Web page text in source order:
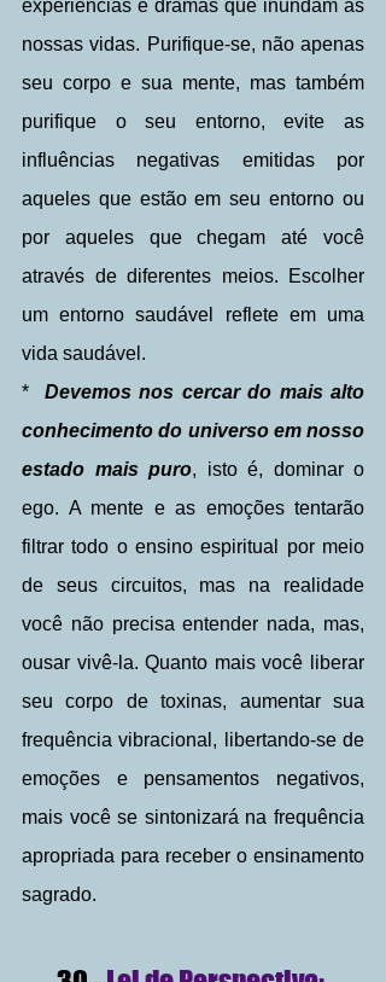
experiências e dramas que inundam as
nossas vidas. Purifique-se, não apenas
seu corpo e sua mente, mas também
purifique o seu entorno, evite as
influências negativas emitidas por
aqueles que estão em seu entorno ou
por aqueles que chegam até você
através de diferentes meios. Escolher
um entorno saudável reflete em uma
vida saudável.
* Devemos nos cercar do mais alto
conhecimento do universo em nosso
estado mais puro, isto é, dominar o
ego. A mente e as emoções tentarão
filtrar todo o ensino espiritual por meio
de seus circuitos, mas na realidade
você não precisa entender nada, mas,
ousar vivê-la. Quanto mais você liberar
seu corpo de toxinas, aumentar sua
frequência vibracional, libertando-se de
emoções e pensamentos negativos,
mais você se sintonizará na frequência
apropriada para receber o ensinamento
sagrado.